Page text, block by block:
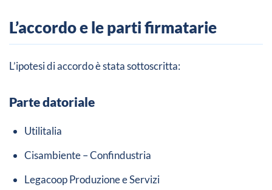
L’accordo e le parti firmatarie
L’ipotesi di accordo è stata sottoscritta:
Parte datoriale
Utilitalia
Cisambiente – Confindustria
Legacoop Produzione e Servizi